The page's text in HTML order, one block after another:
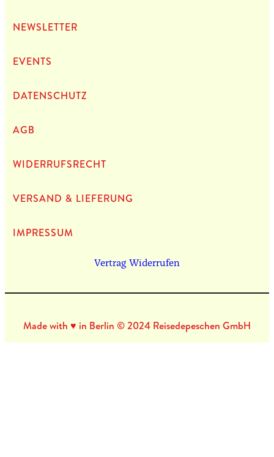
NEWS­LET­TER
EVENTS
DATEN­SCHUTZ
AGB
WIDERRUFSRECHT
VERSAND & LIEFERUNG
IMPRES­SUM
Vertrag Widerrufen
Made with ♥ in Berlin © 2024 Reisedepeschen GmbH